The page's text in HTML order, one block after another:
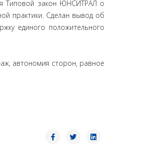
Типовой закон ЮНСИТРАЛ о
практики. Сделан вывод об
единого положительного
автономия сторон, равное